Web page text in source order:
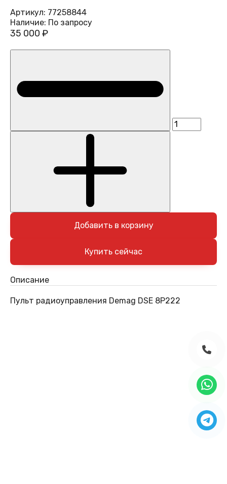
Артикул: 77258844
Наличие: По запросу
35 000 ₽
Добавить в корзину
Описание
Пульт радиоуправления Demag DSE 8P222